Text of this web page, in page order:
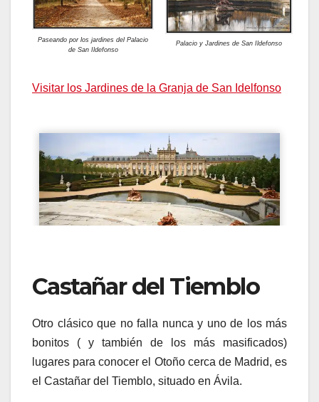
Paseando por los jardines del Palacio
de San Ildefonso
Palacio y Jardines de San Ildefonso
Visitar los Jardines de la Granja de San Idelfonso
Castañar del Tiemblo
Otro clásico que no falla nunca y uno de los más
bonitos ( y también de los más masificados)
lugares para conocer el Otoño cerca de Madrid, es
el Castañar del Tiemblo, situado en Ávila.